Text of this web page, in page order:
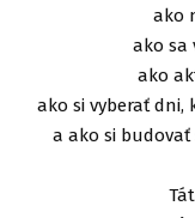
ako
ako sa
ako
ako si vyberať
a ako si